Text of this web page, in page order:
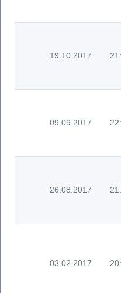
19.10.2017
09.09.2017
26.08.2017
03.02.2017